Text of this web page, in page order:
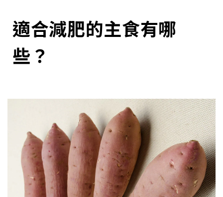
適合減肥的主食有哪
些？